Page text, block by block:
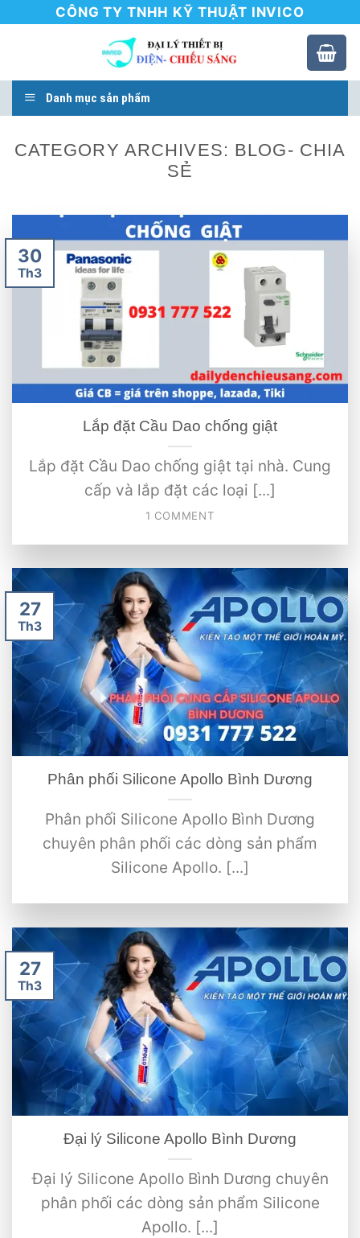
CÔNG TY TNHH KỸ THUẬT INVICO
Danh mục sản phẩm
CATEGORY ARCHIVES: BLOG- CHIA
SẺ
Lắp đặt Cầu Dao chống giật
Lắp đặt Cầu Dao chống giật tại nhà. Cung
cấp và lắp đặt các loại [...]
1 COMMENT
30
Th3
Phân phối Silicone Apollo Bình Dương
Phân phối Silicone Apollo Bình Dương
chuyên phân phối các dòng sản phẩm
Silicone Apollo. [...]
27
Th3
Đại lý Silicone Apollo Bình Dương
Đại lý Silicone Apollo Bình Dương chuyên
phân phối các dòng sản phẩm Silicone
Apollo. [...]
27
Th3